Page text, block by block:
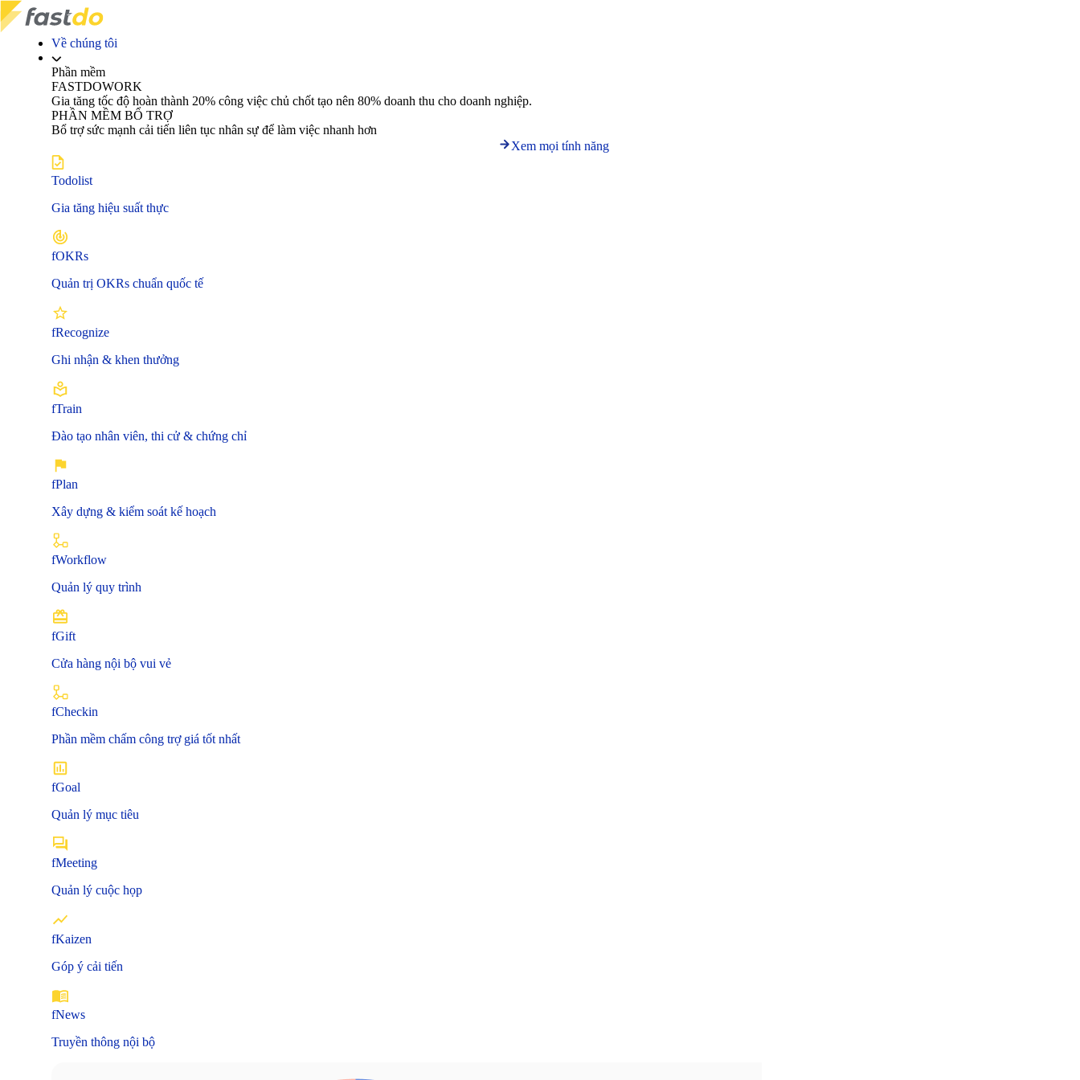
Về chúng tôi
Phần mềm
FASTDOWORK
Gia tăng tốc độ hoàn thành 20% công việc chủ chốt tạo nên 80% doanh thu cho doanh nghiệp.
PHẦN MỀM BỔ TRỢ
Bổ trợ sức mạnh cải tiến liên tục nhân sự để làm việc nhanh hơn
Xem mọi tính năng
Todolist
Gia tăng hiệu suất thực
fOKRs
Quản trị OKRs chuẩn quốc tế
fRecognize
Ghi nhận & khen thưởng
fTrain
Đào tạo nhân viên, thi cử & chứng chỉ
fPlan
Xây dựng & kiểm soát kế hoạch
fWorkflow
Quản lý quy trình
fGift
Cửa hàng nội bộ vui vẻ
fCheckin
Phần mềm chấm công trợ giá tốt nhất
fGoal
Quản lý mục tiêu
fMeeting
Quản lý cuộc họp
fKaizen
Góp ý cải tiến
fNews
Truyền thông nội bộ